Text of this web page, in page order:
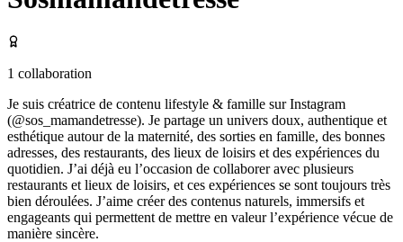
1 collaboration
Je suis créatrice de contenu lifestyle & famille sur Instagram
(@sos_mamandetresse). Je partage un univers doux, authentique et
esthétique autour de la maternité, des sorties en famille, des bonnes
adresses, des restaurants, des lieux de loisirs et des expériences du
quotidien. J’ai déjà eu l’occasion de collaborer avec plusieurs
restaurants et lieux de loisirs, et ces expériences se sont toujours très
bien déroulées. J’aime créer des contenus naturels, immersifs et
engageants qui permettent de mettre en valeur l’expérience vécue de
manière sincère.